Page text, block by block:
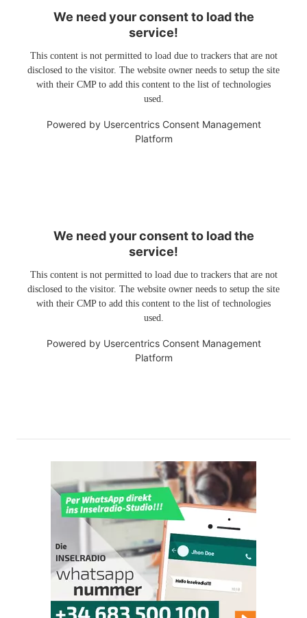
We need your consent to load the
service!
This content is not permitted to load due to trackers that are not
disclosed to the visitor. The website owner needs to setup the site
with their CMP to add this content to the list of technologies
used.
Powered by Usercentrics Consent Management
Platform
We need your consent to load the
service!
This content is not permitted to load due to trackers that are not
disclosed to the visitor. The website owner needs to setup the site
with their CMP to add this content to the list of technologies
used.
Powered by Usercentrics Consent Management
Platform